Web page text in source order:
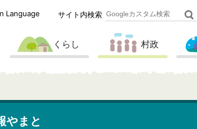
Language サイト内検索
くらし 村政
やまと